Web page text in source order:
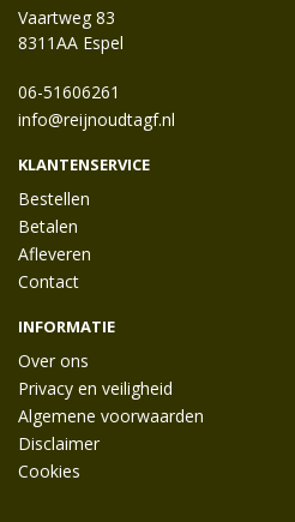
Vaartweg 83
8311AA Espel
06-51606261
info@reijnoudtagf.nl
KLANTENSERVICE
Bestellen
Betalen
Afleveren
Contact
INFORMATIE
Over ons
Privacy en veiligheid
Algemene voorwaarden
Disclaimer
Cookies